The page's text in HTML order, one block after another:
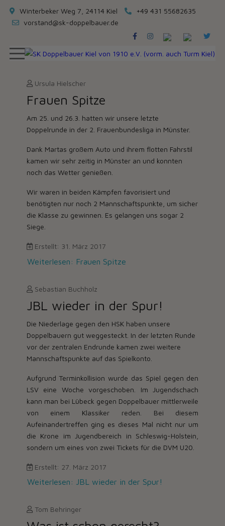
Winterbeker Weg 7, 24114 Kiel
+49 431 55682635
vorstand@sk-doppelbauer.de
Ursula Hielscher
Frauen Spitze
Am 25. und 26.3. hatten wir unsere letzte
Doppelrunde in der 2. Frauenbundesliga in Münster.
Dank Martas großem Auto und ihrem flotten Fahrstil
kamen wir sehr zeitig in Münster an und konnten
noch das Wetter genießen.
Wir waren in beiden Kämpfen favorisiert und
benötigten nur noch 2 Mannschaftspunkte, um sicher
die Klasse zu gewinnen. Es gelangen uns sogar 2
Siege.
Erstellt: 31. März 2017
Weiterlesen: Frauen Spitze
Sebastian Buchholz
JBL wieder in der Spur!
Die Niederlage gegen den HSK haben unsere
Doppelbauern gut weggesteckt. In der letzten Runde
vor der zentralen Endrunde kamen zwei weitere
Mannschaftspunkte auf das Spielkonto.
Aufgrund Terminkollision wurde das Spiel gegen den
LSV eine Woche vorgeschoben. Im Jugendschach
kann man bei Lübeck gegen Doppelbauer mittlerweile
von einem Klassiker reden. Bei diesem
Aufeinandertreffen ging es dieses Mal nicht nur um
die Krone im Jugendbereich in Schleswig-Holstein,
sondern um eines von zwei Tickets für die DVM U20.
Erstellt: 27. März 2017
Weiterlesen: JBL wieder in der Spur!
Tom Behringer